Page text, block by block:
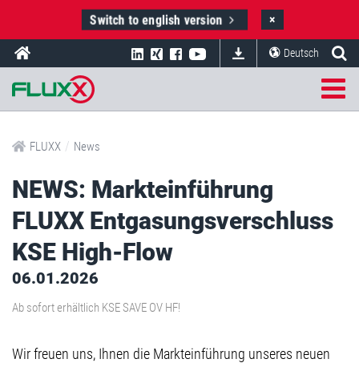
Switch to english version ×
Deutsch
FLUXX / News
NEWS: Markteinführung
FLUXX Entgasungsverschluss
KSE High-Flow
06.01.2026
Ab sofort erhältlich KSE SAVE OV HF!
Wir freuen uns, Ihnen die Markteinführung unseres neuen